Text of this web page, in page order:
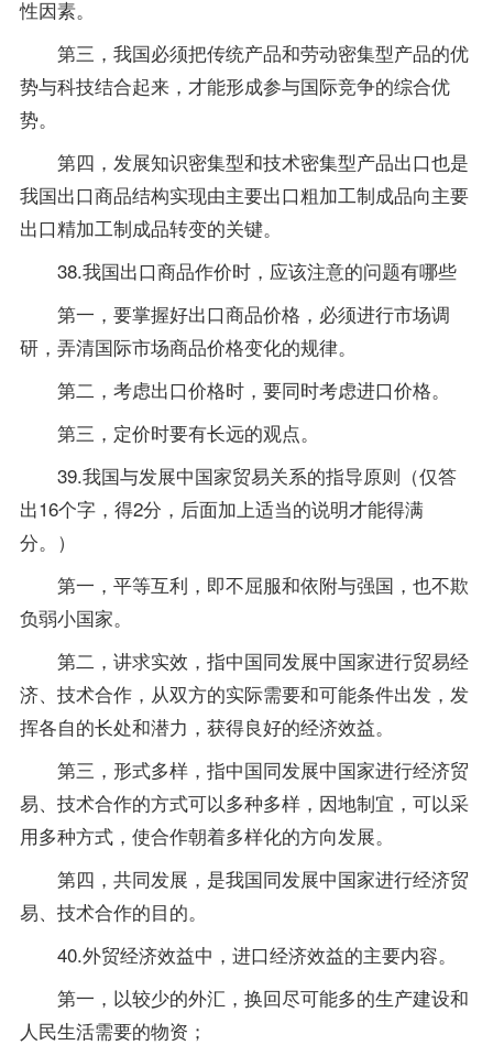
性因素。
第三，我国必须把传统产品和劳动密集型产品的优
势与科技结合起来，才能形成参与国际竞争的综合优
势。
第四，发展知识密集型和技术密集型产品出口也是
我国出口商品结构实现由主要出口粗加工制成品向主要
出口精加工制成品转变的关键。
38.我国出口商品作价时，应该注意的问题有哪些
第一，要掌握好出口商品价格，必须进行市场调
研，弄清国际市场商品价格变化的规律。
第二，考虑出口价格时，要同时考虑进口价格。
第三，定价时要有长远的观点。
39.我国与发展中国家贸易关系的指导原则（仅答
出16个字，得2分，后面加上适当的说明才能得满
分。）
第一，平等互利，即不屈服和依附与强国，也不欺
负弱小国家。
第二，讲求实效，指中国同发展中国家进行贸易经
济、技术合作，从双方的实际需要和可能条件出发，发
挥各自的长处和潜力，获得良好的经济效益。
第三，形式多样，指中国同发展中国家进行经济贸
易、技术合作的方式可以多种多样，因地制宜，可以采
用多种方式，使合作朝着多样化的方向发展。
第四，共同发展，是我国同发展中国家进行经济贸
易、技术合作的目的。
40.外贸经济效益中，进口经济效益的主要内容。
第一，以较少的外汇，换回尽可能多的生产建设和
人民生活需要的物资；